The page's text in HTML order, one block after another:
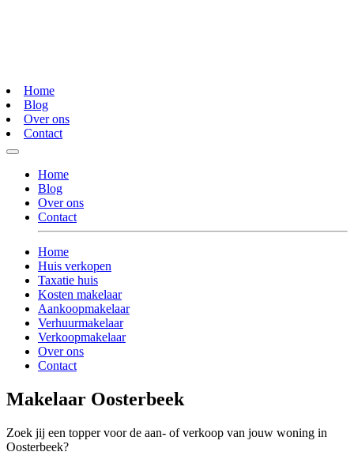
Home
Blog
Over ons
Contact
Home
Blog
Over ons
Contact
Home
Huis verkopen
Taxatie huis
Kosten makelaar
Aankoopmakelaar
Verhuurmakelaar
Verkoopmakelaar
Over ons
Contact
Makelaar Oosterbeek
Zoek jij een topper voor de aan- of verkoop van jouw woning in
Oosterbeek?